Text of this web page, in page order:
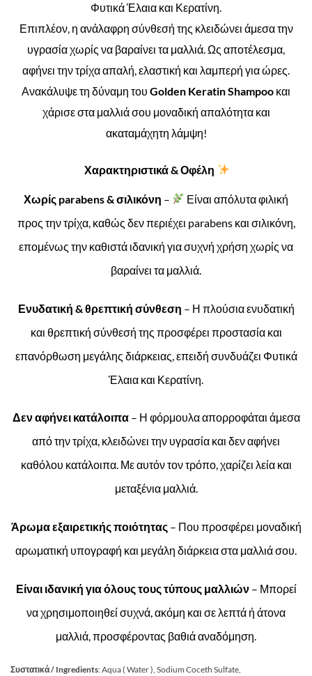
Φυτικά Έλαια και Κερατίνη.
Επιπλέον, η ανάλαφρη σύνθεσή της κλειδώνει άμεσα την
υγρασία χωρίς να βαραίνει τα μαλλιά. Ως αποτέλεσμα,
αφήνει την τρίχα απαλή, ελαστική και λαμπερή για ώρες.
Ανακάλυψε τη δύναμη του Golden Keratin Shampoo και
χάρισε στα μαλλιά σου μοναδική απαλότητα και
ακαταμάχητη λάμψη!
Χαρακτηριστικά & Οφέλη
Χωρίς parabens & σιλικόνη –
Είναι απόλυτα φιλική
προς την τρίχα, καθώς δεν περιέχει parabens και σιλικόνη,
επομένως την καθιστά ιδανική για συχνή χρήση χωρίς να
βαραίνει τα μαλλιά.
Ενυδατική & θρεπτική σύνθεση – Η πλούσια ενυδατική
και θρεπτική σύνθεσή της προσφέρει προστασία και
επανόρθωση μεγάλης διάρκειας, επειδή συνδυάζει Φυτικά
Έλαια και Κερατίνη.
Δεν αφήνει κατάλοιπα– Η φόρμουλα απορροφάται άμεσα
από την τρίχα, κλειδώνει την υγρασία και δεν αφήνει
καθόλου κατάλοιπα. Με αυτόν τον τρόπο, χαρίζει λεία και
μεταξένια μαλλιά.
Άρωμα εξαιρετικής ποιότητας– Που προσφέρει μοναδική
αρωματική υπογραφή και μεγάλη διάρκεια στα μαλλιά σου.
Είναι ιδανική για όλους τους τύπους μαλλιών– Μπορεί
να χρησιμοποιηθεί συχνά, ακόμη και σε λεπτά ή άτονα
μαλλιά, προσφέροντας βαθιά αναδόμηση.
Συστατικά / Ingredients: Aqua ( Water ), Sodium Coceth Sulfate,